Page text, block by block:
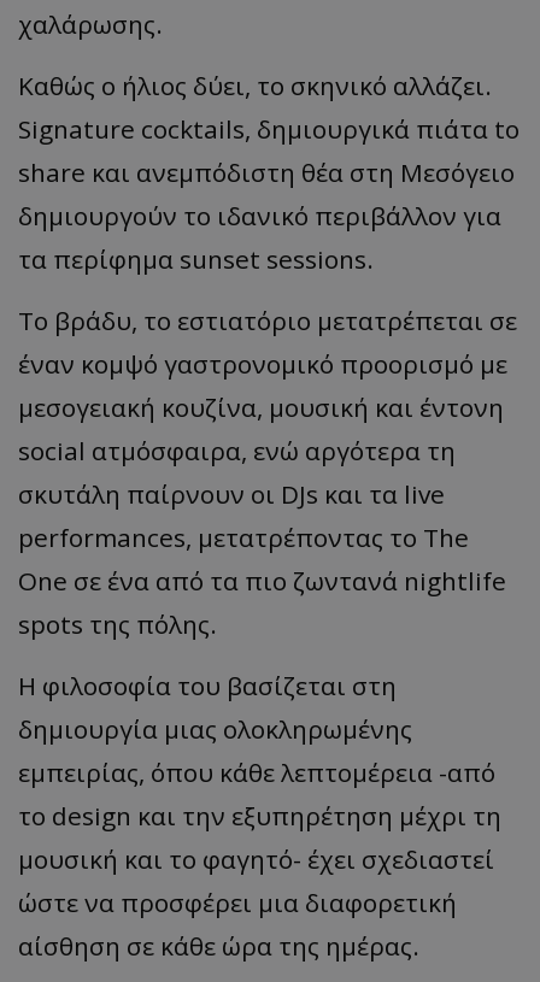
χαλάρωσης.
Καθώς ο ήλιος δύει, το σκηνικό αλλάζει.
Signature cocktails, δημιουργικά πιάτα to
share και ανεμπόδιστη θέα στη Μεσόγειο
δημιουργούν το ιδανικό περιβάλλον για
τα περίφημα sunset sessions.
Το βράδυ, το εστιατόριο μετατρέπεται σε
έναν κομψό γαστρονομικό προορισμό με
μεσογειακή κουζίνα, μουσική και έντονη
social ατμόσφαιρα, ενώ αργότερα τη
σκυτάλη παίρνουν οι DJs και τα live
performances, μετατρέποντας το The
One σε ένα από τα πιο ζωντανά nightlife
spots της πόλης.
Η φιλοσοφία του βασίζεται στη
δημιουργία μιας ολοκληρωμένης
εμπειρίας, όπου κάθε λεπτομέρεια -από
το design και την εξυπηρέτηση μέχρι τη
μουσική και το φαγητό- έχει σχεδιαστεί
ώστε να προσφέρει μια διαφορετική
αίσθηση σε κάθε ώρα της ημέρας.